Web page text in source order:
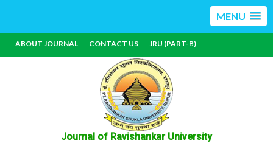
MENU
ABOUT JOURNAL CONTACT US JRU (PART-B)
Journal of Ravishankar University